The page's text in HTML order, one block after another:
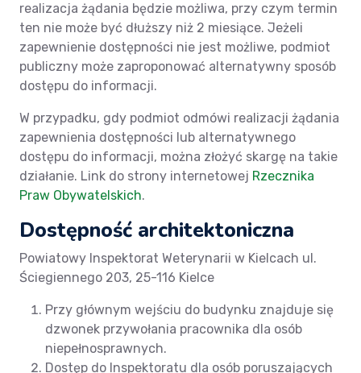
realizacja żądania będzie możliwa, przy czym termin
ten nie może być dłuższy niż 2 miesiące. Jeżeli
zapewnienie dostępności nie jest możliwe, podmiot
publiczny może zaproponować alternatywny sposób
dostępu do informacji.
W przypadku, gdy podmiot odmówi realizacji żądania
zapewnienia dostępności lub alternatywnego
dostępu do informacji, można złożyć skargę na takie
działanie. Link do strony internetowej Rzecznika
Praw Obywatelskich.
Dostępność architektoniczna
Powiatowy Inspektorat Weterynarii w Kielcach ul.
Ściegiennego 203, 25-116 Kielce
Przy głównym wejściu do budynku znajduje się
dzwonek przywołania pracownika dla osób
niepełnosprawnych.
Dostęp do Inspektoratu dla osób poruszających